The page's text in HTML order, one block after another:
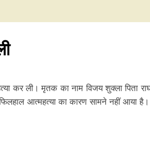
कर ली। मृतक का नाम विजय शुक्ला
आत्महत्या का कारण सामने नहीं आया